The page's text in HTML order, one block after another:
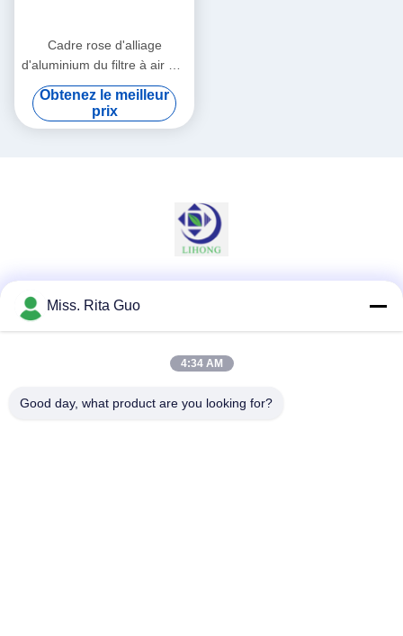
Cadre rose d'alliage
d'aluminium du filtre à air F7,
6 filtres de manipulateur d'air
de poches
Obtenez le meilleur
prix
Les réseaux sociaux
Miss. Rita Guo
4:34 AM
Good day, what product are you looking for?